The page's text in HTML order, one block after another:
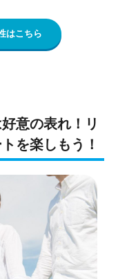
はこちら
意の表れ！リ
を楽しもう！